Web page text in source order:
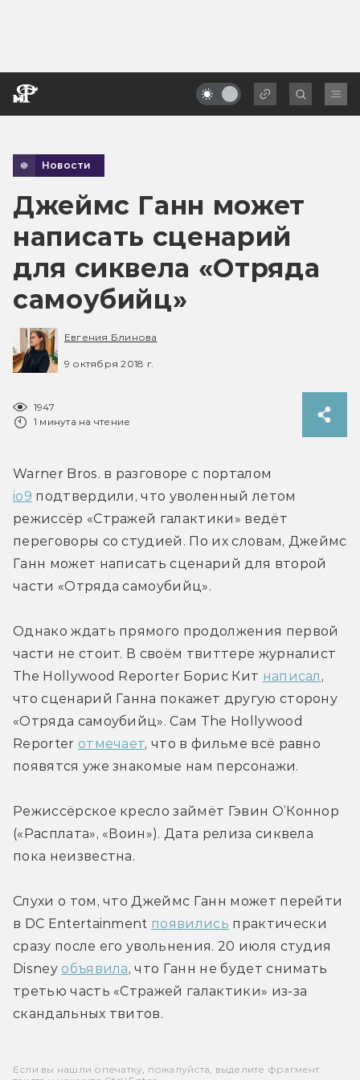
Новости
Джеймс Ганн может
написать сценарий
для сиквела «Отряда
самоубийц»
Евгения Блинова
9 октября 2018 г.
1947
1 минута на чтение
io9 подтвердили, что уволенный летом
режиссёр «Стражей галактики» ведёт
переговоры со студией. По их словам, Джеймс
Ганн может написать сценарий для второй
части «Отряда самоубийц».
Однако ждать прямого продолжения первой
части не стоит. В своём твиттере журналист
The Hollywood Reporter Борис Кит написал ,
что сценарий Ганна покажет другую сторону
«Отряда самоубийц». Сам The Hollywood
Reporter отмечает, что в фильме всё равно
появятся уже знакомые нам персонажи.
Режиссёрское кресло займёт Гэвин О’Коннор
(«Расплата», «Воин»). Дата релиза сиквела
пока неизвестна.
Слухи о том, что Джеймс Ганн может перейти
в DC Entertainment появились практически
сразу после его увольнения. 20 июля студия
Disney объявила, что Ганн не будет снимать
третью часть «Стражей галактики» из-за
скандальных твитов.
Если вы нашли опечатку, пожалуйста, выделите фрагмент